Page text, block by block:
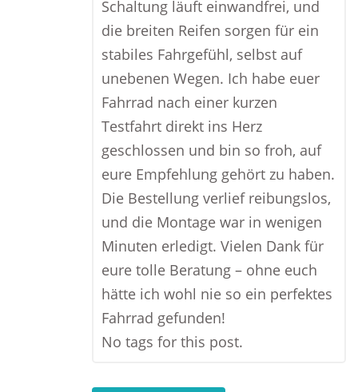
Schaltung läuft einwandfrei, und
die breiten Reifen sorgen für ein
stabiles Fahrgefühl, selbst auf
unebenen Wegen. Ich habe euer
Fahrrad nach einer kurzen
Testfahrt direkt ins Herz
geschlossen und bin so froh, auf
eure Empfehlung gehört zu haben.
Die Bestellung verlief reibungslos,
und die Montage war in wenigen
Minuten erledigt. Vielen Dank für
eure tolle Beratung – ohne euch
hätte ich wohl nie so ein perfektes
Fahrrad gefunden!
No tags for this post.